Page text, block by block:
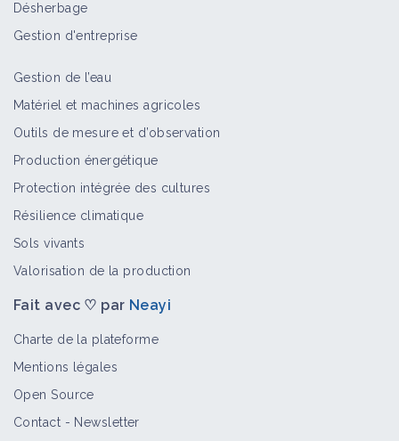
Désherbage
Gestion d'entreprise
Gestion de l’eau
Matériel et machines agricoles
Outils de mesure et d’observation
Production énergétique
Protection intégrée des cultures
Résilience climatique
Sols vivants
Valorisation de la production
Fait avec ♡ par Neayi
Charte de la plateforme
Mentions légales
Open Source
Contact - Newsletter